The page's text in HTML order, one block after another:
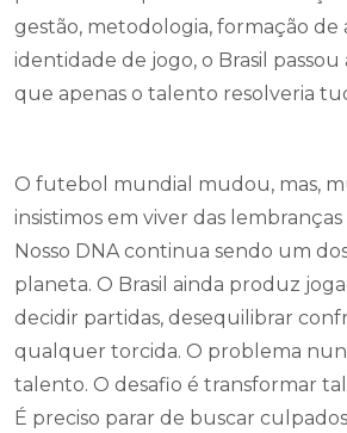
gestão, metodologia, formação de
identidade de jogo, o Brasil
que apenas o talento resolveria
O futebol mundial mudou, mas,
insistimos em viver das lembranças
Nosso DNA continua sendo um
planeta. O Brasil ainda produz
decidir partidas, desequilibrar
qualquer torcida. O problema
talento. O desafio é transformar
É preciso parar de buscar